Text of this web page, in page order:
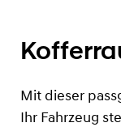
Mit dieser
Ihr Fahrzeug